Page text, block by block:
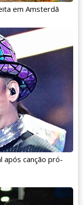
em Amsterdã
após canção pró-